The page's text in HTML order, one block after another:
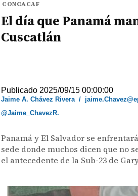
CONCACAF
El día que Panamá
Cuscatlán
Publicado 2025/09/15 00:00:00
Jaime A. Chávez Rivera/
@Jaime_ChavezR.
Panamá y El Salvador se
sede donde muchos dicen que no
el antecedente de la Sub-23 de